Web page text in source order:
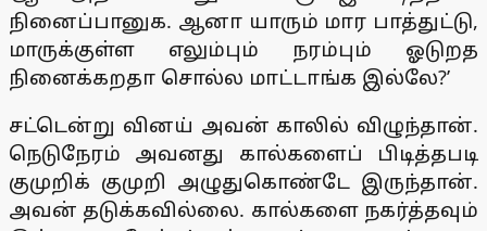
நினைப்பானுக. ஆனா யாரும் மார பாத்துட்டு,
மாருக்குள்ள எலும்பும் நரம்பும் ஓடுறத
நினைக்கறதா சொல்ல மாட்டாங்க இல்லே?’
சட்டென்று வினய் அவன் காலில் விழுந்தான்.
நெடுநேரம் அவனது கால்களைப் பிடித்தபடி
குமுறிக் குமுறி அழுதுகொண்டே இருந்தான்.
அவன் தடுக்கவில்லை. கால்களை நகர்த்தவும்